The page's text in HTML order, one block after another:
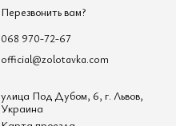
Перезвонить вам?
068 970-72-67
official@zolotavka.com
улица Под Дубом, 6, г. Львов,
Украина